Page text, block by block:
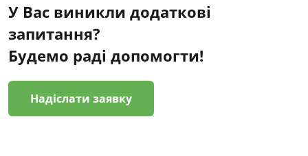
У Вас виникли додаткові
запитання?
Будемо раді допомогти!
Надіслати заявку